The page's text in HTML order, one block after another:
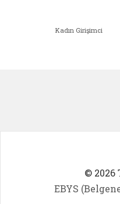
Kadın Girişimci
© 2026
EBYS